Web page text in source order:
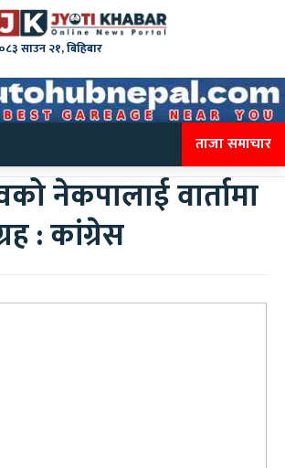
साउन २१, बिहिबार
ताजा समाचार
नेकपालाई वार्तामा
: कांग्रेस